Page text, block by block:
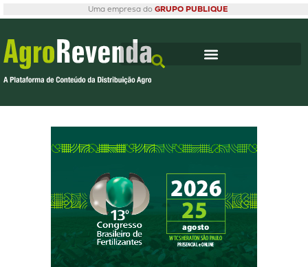
Uma empresa do GRUPO PUBLIQUE